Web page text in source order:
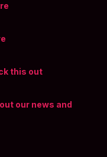
this out
our news and